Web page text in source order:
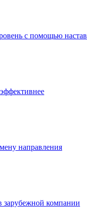
с помощью
направления
зарубежной компании